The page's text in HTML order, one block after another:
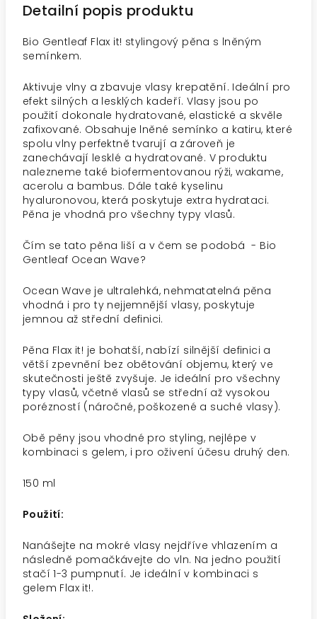
Detailní popis produktu
Bio Gentleaf Flax it! stylingový pěna s lněným
semínkem.
Aktivuje vlny a zbavuje vlasy krepatění. Ideální pro
efekt silných a lesklých kadeří. Vlasy jsou po
použití dokonale hydratované, elastické a skvěle
zafixované. Obsahuje lněné semínko a katiru, které
spolu vlny perfektně tvarují a zároveň je
zanechávají lesklé a hydratované. V produktu
nalezneme také biofermentovanou rýži, wakame,
acerolu a bambus. Dále také kyselinu
hyaluronovou, která poskytuje extra hydrataci.
Pěna je vhodná pro všechny typy vlasů.
Čím se tato pěna liší a v čem se podobá - Bio
Gentleaf Ocean Wave?
Ocean Wave je ultralehká, nehmatatelná pěna
vhodná i pro ty nejjemnější vlasy, poskytuje
jemnou až střední definici.
Pěna Flax it! je bohatší, nabízí silnější definici a
větší zpevnění bez obětování objemu, který ve
skutečnosti ještě zvyšuje. Je ideální pro všechny
typy vlasů, včetně vlasů se střední až vysokou
porézností (náročné, poškozené a suché vlasy).
Obě pěny jsou vhodné pro styling, nejlépe v
kombinaci s gelem, i pro oživení účesu druhý den.
150 ml
Použití:
Nanášejte na mokré vlasy nejdříve vhlazením a
následně pomačkávejte do vln. Na jedno použití
stačí 1-3 pumpnutí. Je ideální v kombinaci s
gelem Flax it!.